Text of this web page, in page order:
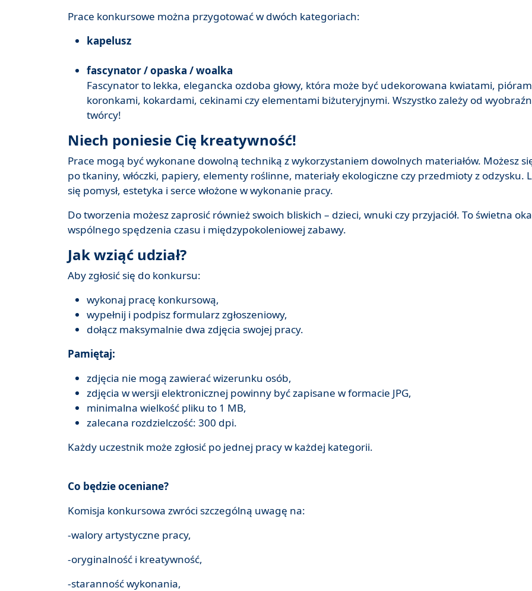
Prace konkursowe można przygotować w dwóch kategoriach:
kapelusz
fascynator / opaska / woalka
Fascynator to lekka, elegancka ozdoba głowy, która może być udekorowana kwiatami,
koronkami, kokardami, cekinami czy elementami biżuteryjnymi. Wszystko zależy od
twórcy!
Niech poniesie Cię kreatywność!
Prace mogą być wykonane dowolną techniką z wykorzystaniem dowolnych materiałów. Możesz
po tkaniny, włóczki, papiery, elementy roślinne, materiały ekologiczne czy przedmioty z odzysku.
się pomysł, estetyka i serce włożone w wykonanie pracy.
Do tworzenia możesz zaprosić również swoich bliskich – dzieci, wnuki czy przyjaciół. To świetna
wspólnego spędzenia czasu i międzypokoleniowej zabawy.
Jak wziąć udział?
Aby zgłosić się do konkursu:
wykonaj pracę konkursową,
wypełnij i podpisz formularz zgłoszeniowy,
dołącz maksymalnie dwa zdjęcia swojej pracy.
Pamiętaj:
zdjęcia nie mogą zawierać wizerunku osób,
zdjęcia w wersji elektronicznej powinny być zapisane w formacie JPG,
minimalna wielkość pliku to 1 MB,
zalecana rozdzielczość: 300 dpi.
Każdy uczestnik może zgłosić po jednej pracy w każdej kategorii.
Co będzie oceniane?
Komisja konkursowa zwróci szczególną uwagę na:
-walory artystyczne pracy,
-oryginalność i kreatywność,
-staranność wykonania,